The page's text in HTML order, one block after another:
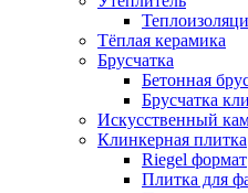
Тёплая керамика
Брусчатка
Бетонная
Брусчатка
Искусственный
Клинкерная плитка
Riegel формат
Плитка для